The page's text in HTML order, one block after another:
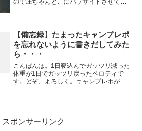
ので庄ちゃんとこにパラサイトさせても
【備忘録】たまったキャンプレポ
を忘れないように書きだしてみた
ら・・・
こんばんは。1日寝込んでガッツリ減った
体重が1日でガッツリ戻ったペロティで
す。どぞ、よろしく。キャンプレポがだ
スポンサーリンク